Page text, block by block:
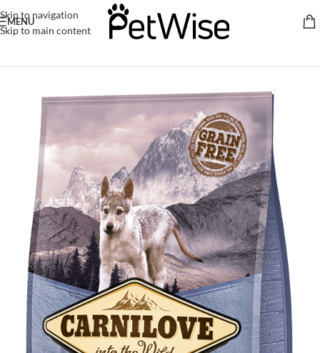
Skip to navigation
Skip to main content
MENU